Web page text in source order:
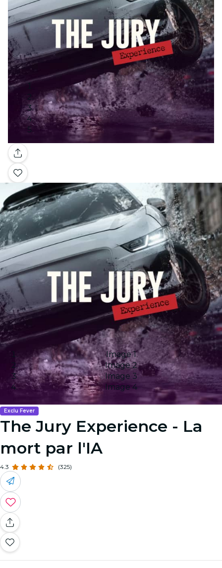
Galerie
Image 1
Image 2
Image 3
Image 4
Exclu Fever
The Jury Experience - La
mort par l'IA
4.3 (325)